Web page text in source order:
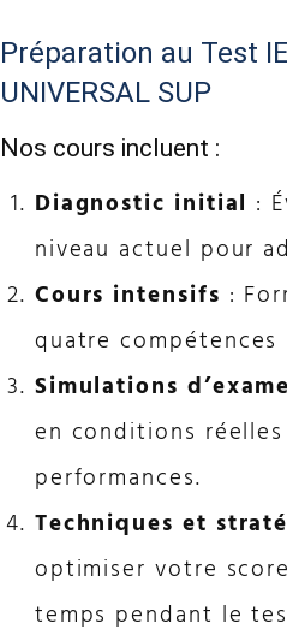
Préparation au Test
UNIVERSAL SUP
Nos cours incluent :
Diagnostic initial :
niveau actuel pour
Cours intensifs :
quatre
Simulations
en conditions
performances.
Techniques et
optimiser votre
temps pendant le